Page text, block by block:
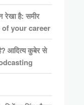
रेखा है: समीर
your career
आदित्य कुबेर से